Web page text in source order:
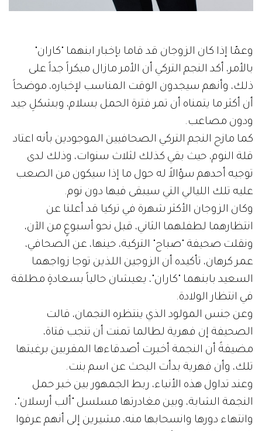
وعمّا إذا كان الزوجان قد قاما بإخبار ابنهما "كاران"
بالأمر، أكد النجم التركي أن الأمر مازال مبكراً جداً على
ذلك، وأنهم سيجدون الوقت المناسب لإخباره، موضحاً
أن أكثر ما يتمناه أن تمر فترة الحمل بسلام، وبشكلِ جيد
ودون مصاعب.
كما مازح النجم التركي الصحافيين الموجودين بأنه اعتاد
قلة النوم، حيث بقي كذلك لثلاث سنوات، وذلك لدى
توجيه أحدهم سؤالاً له حول ما إذا سيكون من الصعب
عليه تلك الليالي التي سيبقى فيها دون نوم.
وكان الزوجان الأكثر شهرة في تركيا قد أعلنا عن
انتظارهما لطفلهما الثاني، قبل نحو أسبوعٍ من الآن،
ونقلت صحيفة "صباح" التركية، حينها، عن الصحافي،
عمر كرهان، تأكيده أن الزوجين اللذين توجا زواجهما
السعيد بابنهما "كاران"، يعيشان حالياً بسعادةٍ مطلقة
في انتظار الولادة.
وعن جنس المولود الذي ينتظره النجمان، قالت
الصحيفة إن فهرية لطالما تمنت أن تنجب فتاة،
مضيفةً أن النجمة أخبرت أصدقاءها المقربين برغبتها
تلك، وأن فهرية بدأت البحث عن اسم بنت.
وعند تداول هذه الأنباء، ربط الجمهور بين خبر حمل
النجمة الشابة، وبين مغادرتها مسلسل "ألب أرسلان"،
وانتهاء دورها وانسحابها منه، مشيرين إلى أنهم عرفوا